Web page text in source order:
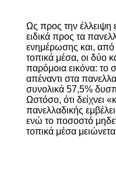
Ως προς την έλλειψη
ειδικά προς τα
ενημέρωσης και, από
τοπικά μέσα, οι δύο
παρόμοια εικόνα: το
απέναντι στα
συνολικά 57,5%
Ωστόσο, ότι δείχνει
πανελλαδικής
ενώ το ποσοστό
τοπικά μέσα